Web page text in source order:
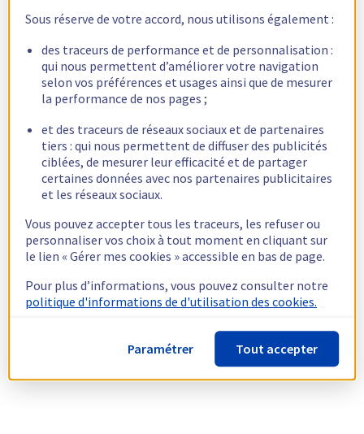
Sous réserve de votre accord, nous utilisons également :
des traceurs de performance et de personnalisation :
qui nous permettent d’améliorer votre navigation
selon vos préférences et usages ainsi que de mesurer
la performance de nos pages ;
et des traceurs de réseaux sociaux et de partenaires
tiers : qui nous permettent de diffuser des publicités
ciblées, de mesurer leur efficacité et de partager
certaines données avec nos partenaires publicitaires
et les réseaux sociaux.
Vous pouvez accepter tous les traceurs, les refuser ou
personnaliser vos choix à tout moment en cliquant sur
le lien « Gérer mes cookies » accessible en bas de page.
Pour plus d’informations, vous pouvez consulter notre
politique d'informations de d'utilisation des cookies.
Paramétrer Tout accepter